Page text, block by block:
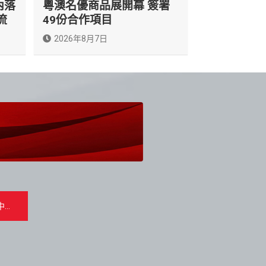
落
粵澳名優商品展開幕 簽署
49份合作項目
2026年8月7日